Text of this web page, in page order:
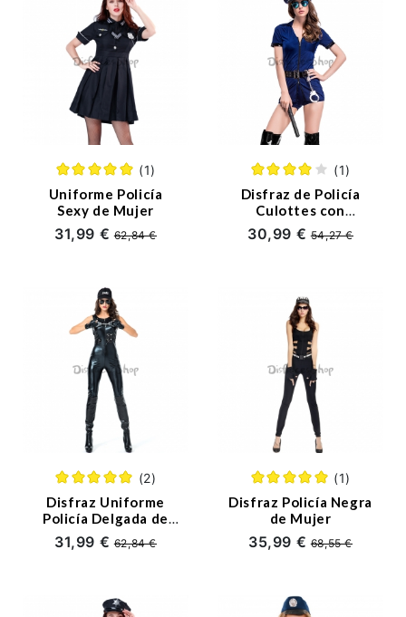
(1)
Uniforme Policía
Sexy de Mujer
31,99 €62,84 €
(1)
Disfraz de Policía
Culottes con
Cremallera Azul
Oscuro para Mujer
30,99 €54,27 €
(2)
Disfraz Uniforme
Policía Delgada de
charol de Mujer
31,99 €62,84 €
(1)
Disfraz Policía Negra
de Mujer
35,99 €68,55 €